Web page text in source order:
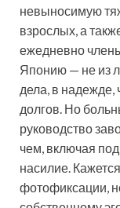
невыносимую
взрослых, а
ежедневно
Японию — не из
дела, в надежде,
долгов. Но
руководство
чем, включая
насилие.
фотофиксации,